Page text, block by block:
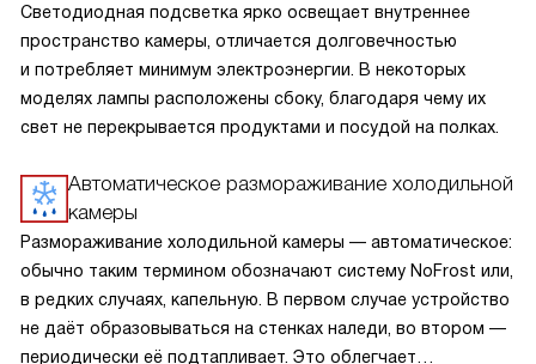
Светодиодная подсветка ярко освещает внутреннее
пространство камеры, отличается долговечностью
и потребляет минимум электроэнергии. В некоторых
моделях лампы расположены сбоку, благодаря чему их
свет не перекрывается продуктами и посудой на полках.
Автоматическое размораживание холодильной
камеры
Размораживание холодильной камеры — автоматическое:
обычно таким термином обозначают систему NoFrost или,
в редких случаях, капельную. В первом случае устройство
не даёт образовываться на стенках наледи, во втором —
периодически её подтапливает. Это облегчает